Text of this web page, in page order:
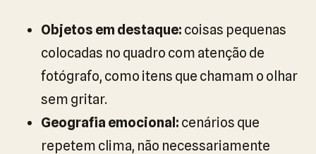
Objetos em destaque: coisas pequenas
colocadas no quadro com atenção de
fotógrafo, como itens que chamam o olhar
sem gritar.
Geografia emocional: cenários que
repetem clima, não necessariamente